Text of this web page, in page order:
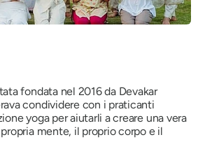
fondata nel 2016 da Devakar
condividere con i praticanti
yoga per aiutarli a creare una vera
mente, il proprio corpo e il